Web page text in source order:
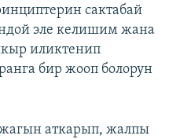
сактабай
эле келишим жана
иликтенип
бир жооп болорун
аткарып, жалпы